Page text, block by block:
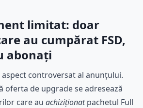
limitat: doar
au cumpărat FSD,
abonați
controversat al anunțului.
oferta de upgrade se adresează
care au achiziționatpachetul Full